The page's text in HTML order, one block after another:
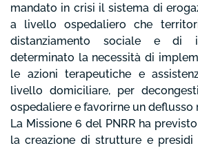
mandato in crisi il sistema di
a livello ospedaliero che
distanziamento sociale e di
determinato la necessità di
le azioni terapeutiche e
livello domiciliare, per
ospedaliere e favorirne un deflusso
La Missione 6 del PNRR ha
la creazione di strutture e presidi